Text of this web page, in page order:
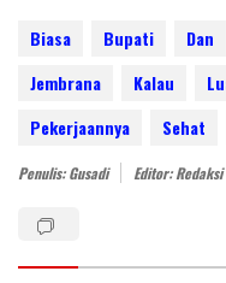
itt
er
k
dI
n
b
o
o
at
s
p
Biasa Bupati Dan
Jembrana
Kalau
Pekerjaannya
Sehat
Penulis: Gusadi Editor: Redaksi